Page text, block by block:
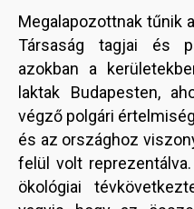
Megalapozottnak tűnik
Társaság tagjai és
azokban a
laktak Budapesten,
végző polgári
és az országhoz
felül volt
ökológiai